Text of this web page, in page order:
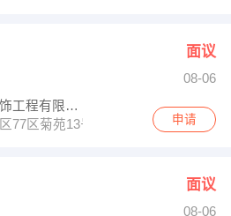
面议
08-06
肇庆市简馨建筑装饰工程有限公司
77区菊苑13号
申请
面议
08-06